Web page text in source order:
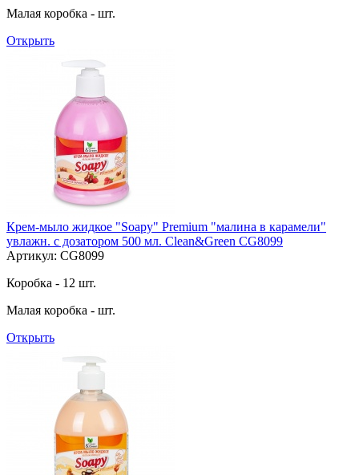
Малая коробка - шт.
Открыть
Крем-мыло жидкое "Soapy" Premium "малина в карамели"
увлажн. с дозатором 500 мл. Clean&Green CG8099
Артикул: CG8099
Коробка - 12 шт.
Малая коробка - шт.
Открыть